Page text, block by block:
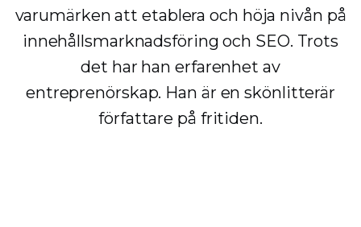
varumärken att etablera och höja nivån på
innehållsmarknadsföring och SEO. Trots
det har han erfarenhet av
entreprenörskap. Han är en skönlitterär
författare på fritiden.